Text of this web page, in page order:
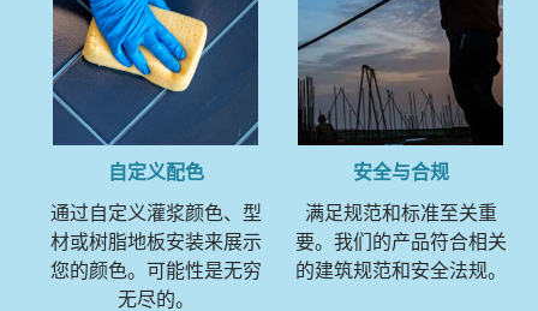
自定义配色
通过自定义灌浆颜色、型
材或树脂地板安装来展示
您的颜色。可能性是无穷
无尽的。
安全与合规
满足规范和标准至关重
要。我们的产品符合相关
的建筑规范和安全法规。